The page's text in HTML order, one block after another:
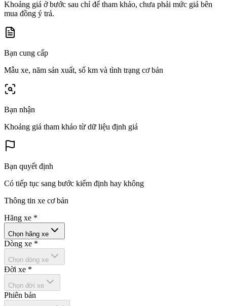
Khoảng giá ở bước sau chỉ để tham khảo, chưa phải mức giá bên
mua đồng ý trả.
Bạn cung cấp
Mẫu xe, năm sản xuất, số km và tình trạng cơ bản
Bạn nhận
Khoảng giá tham khảo từ dữ liệu định giá
Bạn quyết định
Có tiếp tục sang bước kiểm định hay không
Thông tin xe cơ bản
Hãng xe *
Chọn hãng xe
Dòng xe *
Chọn dòng xe
Đời xe *
Chọn đời xe
Phiên bản